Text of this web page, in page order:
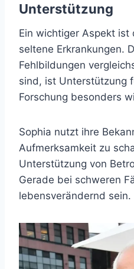
Unterstützung
Ein wichtiger Aspekt
seltene Erkrankungen.
Fehlbildungen
sind, ist Unterstützung
Forschung besonders
Sophia nutzt ihre
Aufmerksamkeit zu
Unterstützung von
Gerade bei schweren
lebensverändernd sein.